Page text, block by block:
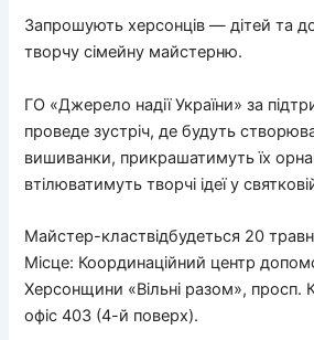
Запрошують херсонців — дітей та
творчу сімейну майстерню.
ГО «Джерело надії України» за
проведе зустріч, де будуть
вишиванки, прикрашатимуть їх
втілюватимуть творчі ідеї у
Майстер-кластвідбудеться 20
Місце: Координаційний центр
Херсонщини «Вільні разом», просп.
офіс 403 (4-й поверх).